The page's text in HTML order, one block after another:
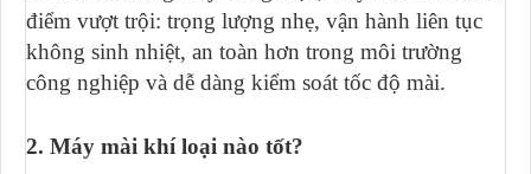
điểm vượt trội: trọng lượng nhẹ, vận hành liên tục
không sinh nhiệt, an toàn hơn trong môi trường
công nghiệp và dễ dàng kiểm soát tốc độ mài.
2. Máy mài khí loại nào tốt?